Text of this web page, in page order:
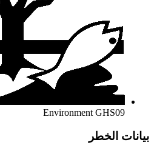
Environment GHS09
بيانات الخطر